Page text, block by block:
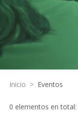
Inicio > Eventos
0 elementos en total: